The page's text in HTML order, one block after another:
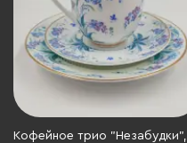
Кофейное трио "Незабудки",